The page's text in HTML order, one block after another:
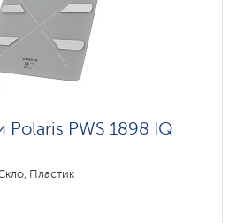
Polaris PWS 1898 IQ
Пластик